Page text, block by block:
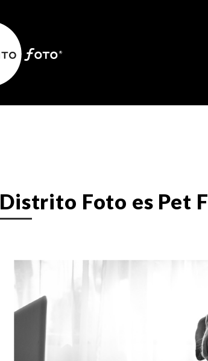
Distrito Foto es Pet